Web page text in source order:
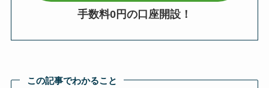
手数料0円の口座開設！
この記事でわかること